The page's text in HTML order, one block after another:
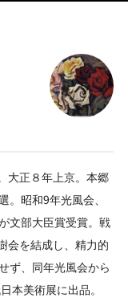
大正８年上京。本郷
昭和9年光風会、
文部大臣賞受賞。戦
を結成し、精力的
ず、同年光風会から
本美術展に出品。